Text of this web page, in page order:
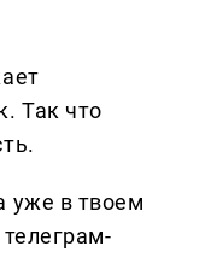
Так что
уже в твоем